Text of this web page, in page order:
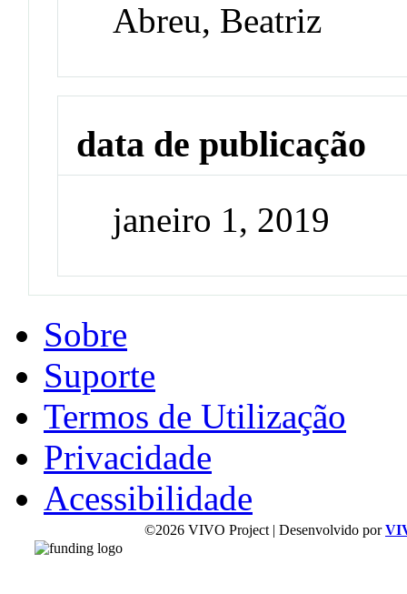
Abreu, Beatriz
data de publicação
janeiro 1, 2019
Sobre
Suporte
Termos de Utilização
Privacidade
Acessibilidade
©2026 VIVO Project | Desenvolvido por